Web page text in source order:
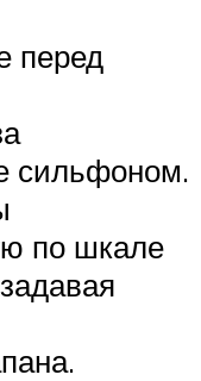
перед
сильфоном.
по шкале